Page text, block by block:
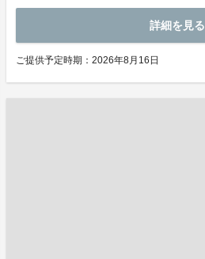
詳細を見る
ご提供予定時期：2026年8月16日